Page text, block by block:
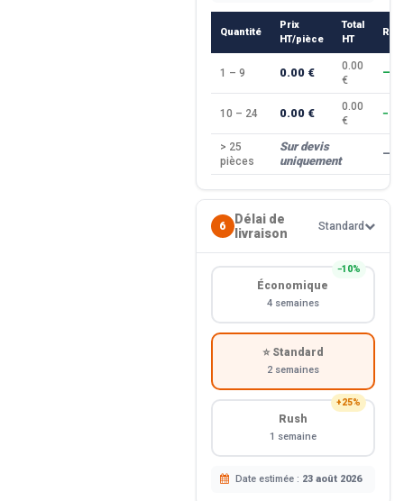
Quantité
Prix
HT/pièce
Total
HT
1 – 9 0.00 €
0.00
€
—
10 – 24 0.00 €
0.00
€
> 25
pièces
Sur devis
uniquement
—
6
Délai de
livraison
Standard
−10%
Économique
4 semaines
⭐ Standard
2 semaines
+25%
Rush
1 semaine
Date estimée : 23 août 2026